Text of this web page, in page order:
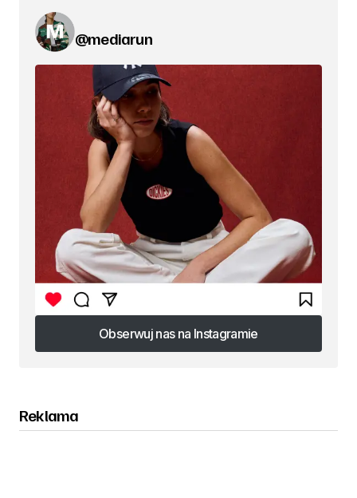
@mediarun
Obserwuj nas na Instagramie
Obserwuj nas na Instagramie
Reklama